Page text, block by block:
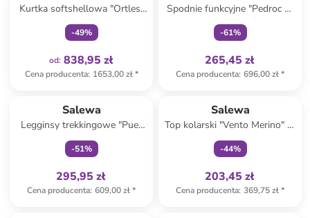
Kurtka softshellowa "Ortles"
w kolorze czarnym
-49%
od: 838,95 zł
Cena producenta: 1653,00 zł*
Spodnie funkcyjne "Pedroc 2"
w kolorze jasnobrązowym
-61%
265,45 zł
Cena producenta: 696,00 zł*
Salewa
Legginsy trekkingowe "Puez
Dry Responsive" w kolorze
bordowo-czarnym
-51%
295,95 zł
Cena producenta: 609,00 zł*
Salewa
Top kolarski "Vento Merino" w
kolorze jasnoróżowo-czarnym
-44%
203,45 zł
Cena producenta: 369,75 zł*